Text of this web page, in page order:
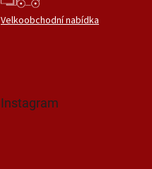
Velkoobchodní nabídka
Instagram